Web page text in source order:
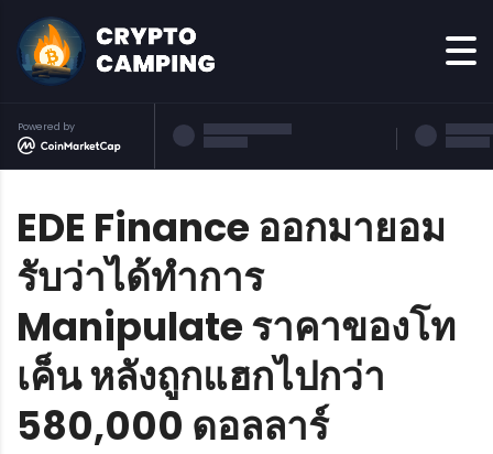
Powered by
EDE Finance ออกมายอม
รับว่าได้ทำการ
Manipulate ราคาของโท
เค็น หลังถูกแฮกไปกว่า
580,000 ดอลลาร์